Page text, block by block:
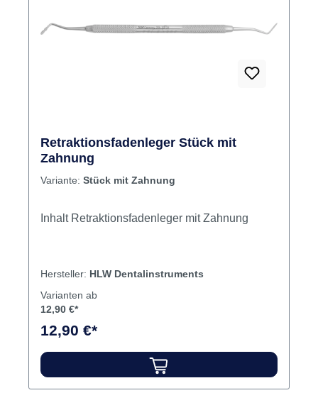
Retraktionsfadenleger Stück mit
Zahnung
Variante: Stück mit Zahnung
Inhalt Retraktionsfadenleger mit Zahnung
Hersteller: HLW Dentalinstruments
Varianten ab
12,90 €*
12,90 €*